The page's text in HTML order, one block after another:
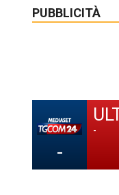
PUBBLICITÀ
-
-